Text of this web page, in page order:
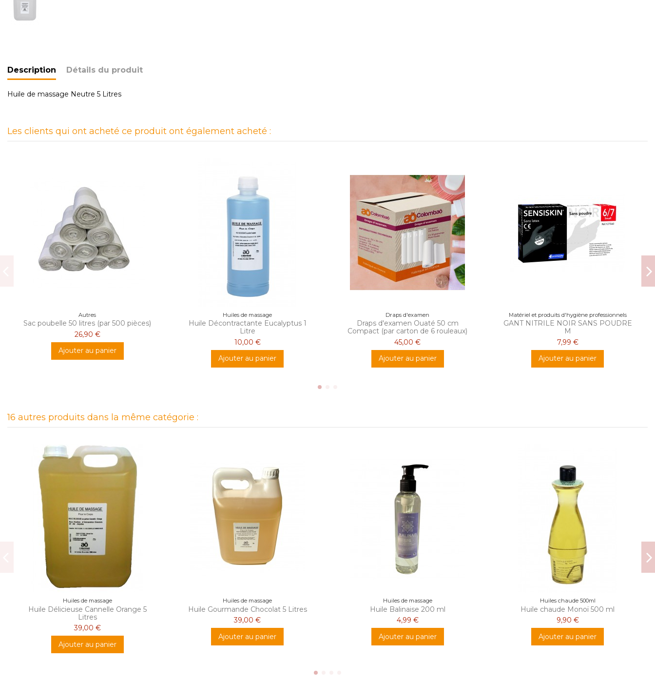
Description Détails du produit
Huile de massage Neutre 5 Litres
Les clients qui ont acheté ce produit ont également acheté :
Autres
Sac poubelle 50 litres (par 500 pièces)
26,90 €
Ajouter au panier
Huiles de massage
Huile Décontractante Eucalyptus 1
Litre
10,00 €
Ajouter au panier
Draps d'examen
Draps d'examen Ouaté 50 cm
Compact (par carton de 6 rouleaux)
45,00 €
Ajouter au panier
Matériel et produits d'hygiène professionnels
GANT NITRILE NOIR SANS POUDRE
M
7,99 €
Ajouter au panier
16 autres produits dans la même catégorie :
Huiles de massage
Huile Délicieuse Cannelle Orange 5
Litres
39,00 €
Ajouter au panier
Huiles de massage
Huile Gourmande Chocolat 5 Litres
39,00 €
Ajouter au panier
Huiles de massage
Huile Balinaise 200 ml
4,99 €
Ajouter au panier
Huiles chaude 500ml
Huile chaude Monoï 500 ml
9,90 €
Ajouter au panier